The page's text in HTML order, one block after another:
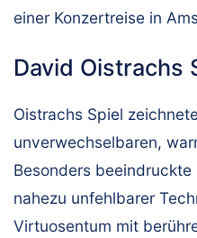
einer Konzertreise in
David Oistrachs
Oistrachs Spiel
unverwechselbaren,
Besonders
nahezu unfehlbarer
Virtuosentum mit